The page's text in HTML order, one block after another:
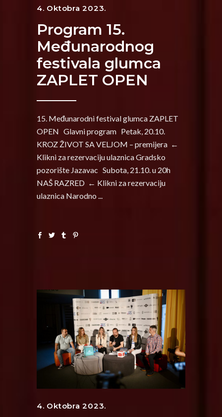
4. Oktobra 2023.
Program 15.
Međunarodnog
festivala glumca
ZAPLET OPEN
15. Međunarodni festival glumca ZAPLET
OPEN Glavni program Petak, 20.10.
KROZ ŽIVOT SA VELJOM – premijera ←
Klikni za rezervaciju ulaznica Gradsko
pozorište Jazavac Subota, 21.10. u 20h
NAŠ RAZRED ← Klikni za rezervaciju
ulaznica Narodno
4. Oktobra 2023.